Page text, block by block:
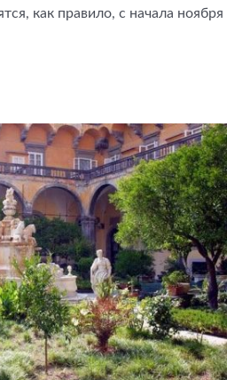
как правило, с начала ноября